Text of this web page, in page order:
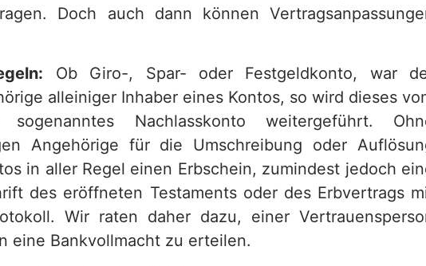
Doch auch dann können
Ob Giro-, Spar- oder Festgeldkonto, war
alleiniger Inhaber eines Kontos, so wird dieses
Nachlasskonto weitergeführt.
Angehörige für die Umschreibung oder
in aller Regel einen Erbschein, zumindest jedoch
des eröffneten Testaments oder des Erbvertrags
Wir raten daher dazu, einer
eine Bankvollmacht zu erteilen.